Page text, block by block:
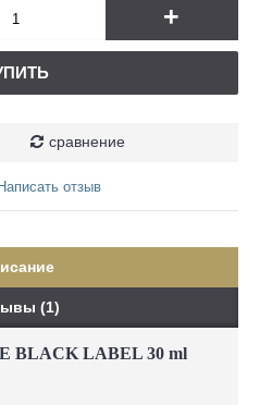
+
сравнение
Написать отзыв
(1)
BLACK LABEL 30 ml